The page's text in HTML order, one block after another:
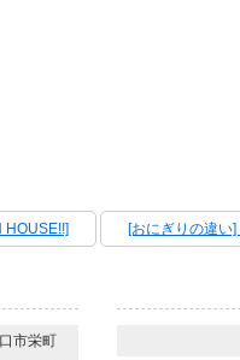
[おにぎりの違
市栄町